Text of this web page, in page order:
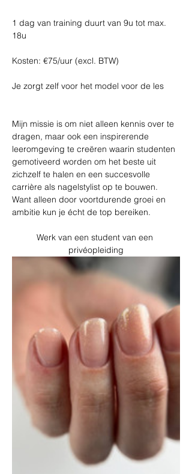
1 dag van training duurt van 9u tot max.
18u
Kosten: €75/uur (excl. BTW)
Je zorgt zelf voor het model voor de les
Mijn missie is om niet alleen kennis over te
dragen, maar ook een inspirerende
leeromgeving te creëren waarin studenten
gemotiveerd worden om het beste uit
zichzelf te halen en een succesvolle
carrière als nagelstylist op te bouwen.
Want alleen door voortdurende groei en
ambitie kun je écht de top bereiken.
Werk van een student van een
privéopleiding